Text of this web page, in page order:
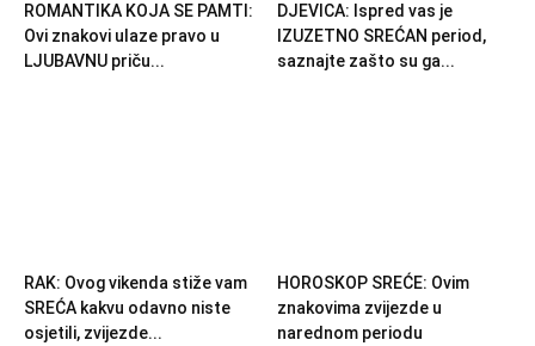
ROMANTIKA KOJA SE PAMTI:
Ovi znakovi ulaze pravo u
LJUBAVNU priču...
DJEVICA: Ispred vas je
IZUZETNO SREĆAN period,
saznajte zašto su ga...
RAK: Ovog vikenda stiže vam
SREĆA kakvu odavno niste
osjetili, zvijezde...
HOROSKOP SREĆE: Ovim
znakovima zvijezde u
narednom periodu